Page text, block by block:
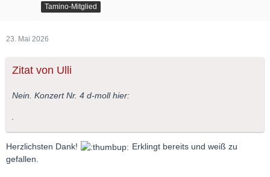
Tamino-Mitglied
23. Mai 2026
Zitat von Ulli
Nein. Konzert Nr. 4 d-moll hier:
Herzlichsten Dank!
Erklingt bereits und weiß zu
gefallen.